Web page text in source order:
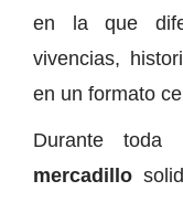
en la que
vivencias,
en un formato
Durante
mercadillo